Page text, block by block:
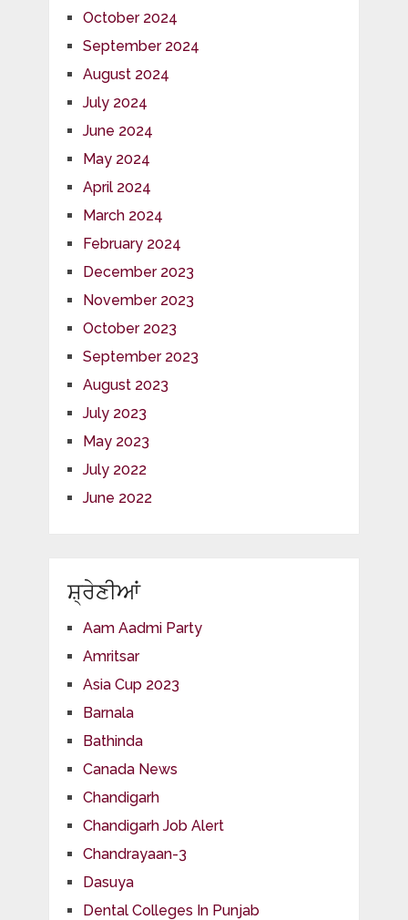
October 2024
September 2024
August 2024
July 2024
June 2024
May 2024
April 2024
March 2024
February 2024
December 2023
November 2023
October 2023
September 2023
August 2023
July 2023
May 2023
July 2022
June 2022
ਸ਼੍ਰੇਣੀਆਂ
Aam Aadmi Party
Amritsar
Asia Cup 2023
Barnala
Bathinda
Canada News
Chandigarh
Chandigarh Job Alert
Chandrayaan-3
Dasuya
Dental Colleges In Punjab